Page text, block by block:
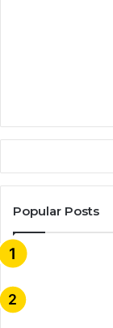
Popular Posts